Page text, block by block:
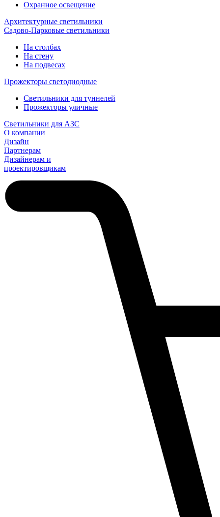
Охранное освещение
Архитектурные светильники
Садово-Парковые светильники
На столбах
На стену
На подвесах
Прожекторы светодиодные
Светильники для туннелей
Прожекторы уличные
Светильники для АЗС
О компании
Дизайн
Партнерам
Дизайнерам и
проектировщикам